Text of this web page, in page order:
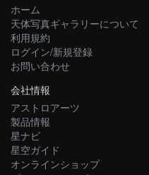
ホーム
天体写真ギャラリーについて
利用規約
ログイン/新規登録
お問い合わせ
会社情報
アストロアーツ
製品情報
星ナビ
星空ガイド
オンラインショップ